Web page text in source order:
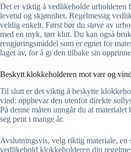
Det er viktig å vedlikeholde urholderen
levetid og skjønnhet. Regelmessig
veldig enkelt. Først bør du støve av
med en myk, tørr klut. Du kan også
rengjøringsmiddel som er egnet for
laget av, for å gi den tilbake sin
Beskytt klokkeholderen mot vær og vind
Til slutt er det viktig å beskytte
vind: oppbevar den utenfor direkte
På denne måten unngår du at
seg pent i mange år.
Avslutningsvis, velg riktig materiale, en
vedlikehold klokkeholderen din